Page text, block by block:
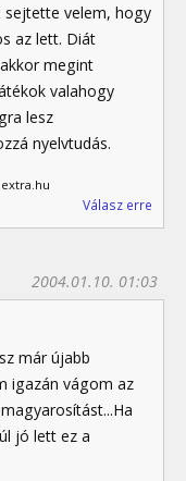
sejtette velem, hogy
az lett. Diát
megint
valahogy
lesz
nyelvtudás.
Válasz erre
2004.01.10. 01:03
már újabb
igazán vágom az
jó lett ez a